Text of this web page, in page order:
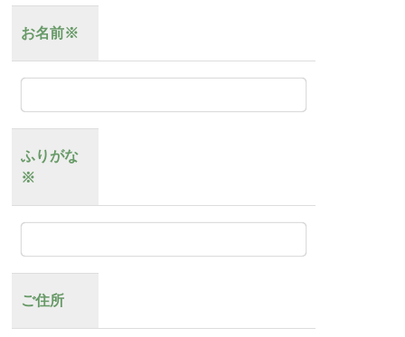
お名前※
ふりがな
※
ご住所